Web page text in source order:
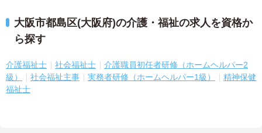
大阪市都島区(大阪府)の介護・福祉の求人を資格か
ら探す
介護福祉士 社会福祉士
介護職員初任者研修（ホームヘルパー2
級）
社会福祉主事 実務者研修（ホームヘルパー1級）
精神保健
福祉士